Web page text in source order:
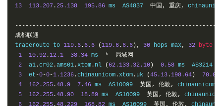
13
113.207 .25.138 195.86 ms  AS4837 中国, 重庆,
成都联通
traceroute to 119.6 . 6.6 ( 119.6 . 6.6), 30 hops max, 32 byte
1
10.92 . 12.1 38.34 ms *
局域网
2
  a1
.cr02 .ams01 .xtom . nl ( 62.133 . 32.10) 0.58 ms  AS3214
3
  et
-0-0-1.1236 .chinaunicom .xtom . uk (45.13 . 198.64) 70.00
4
162.255 .48.9 7.46 ms  AS10099 英国, 伦敦, chinaunicom
5
162.255 .48.90 18.89 ms  AS10099 英国, 伦敦,
chinaunicom
6
162.255 .48.229 168.82 ms  AS10099 英国, 伦敦,